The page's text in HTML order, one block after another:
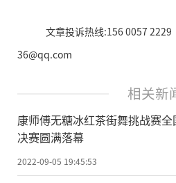
文章投诉热线:156 0057
36@qq.com
相关新
康师傅无糖冰红茶街舞挑战赛全
决赛圆满落幕
2022-09-05 19:45:53